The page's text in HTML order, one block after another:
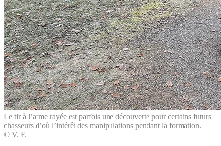
Le tir à l’arme rayée est parfois une découverte pour certains futurs
chasseurs d’où l’intérêt des manipulations pendant la formation.
© V. F.